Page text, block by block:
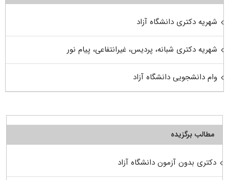
شهریه دکتری دانشگاه آزاد
شهریه دکتری شبانه، پردیس، غیرانتفاعی، پیام نور
وام دانشجویی دانشگاه آزاد
مطالب برگزیده
دکتری بدون آزمون دانشگاه آزاد